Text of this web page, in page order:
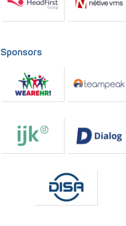
Sponsors